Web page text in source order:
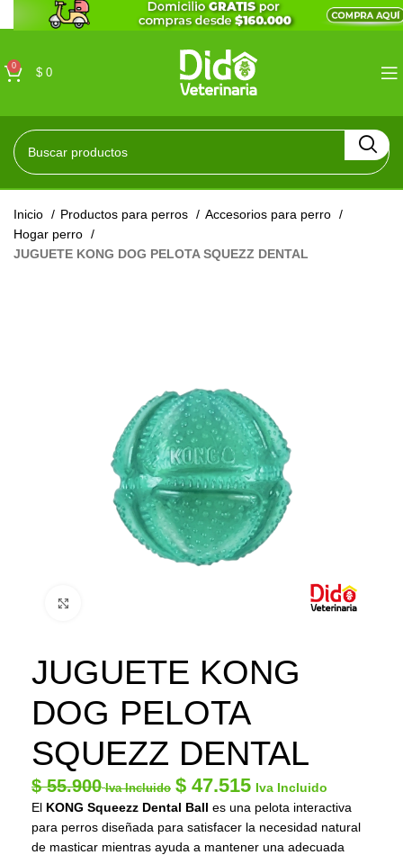
0
$ 0
Inicio Productos para perros
Accesorios para perro
Hogar perro
JUGUETE KONG DOG PELOTA SQUEZZ DENTAL
JUGUETE KONG
DOG PELOTA
SQUEZZ DENTAL
$55.900 Iva Incluido $ 47.515 Iva Incluido
El KONG Squeezz Dental Ball es una pelota interactiva
para perros diseñada para satisfacer la necesidad natural
de masticar mientras ayuda a mantener una adecuada